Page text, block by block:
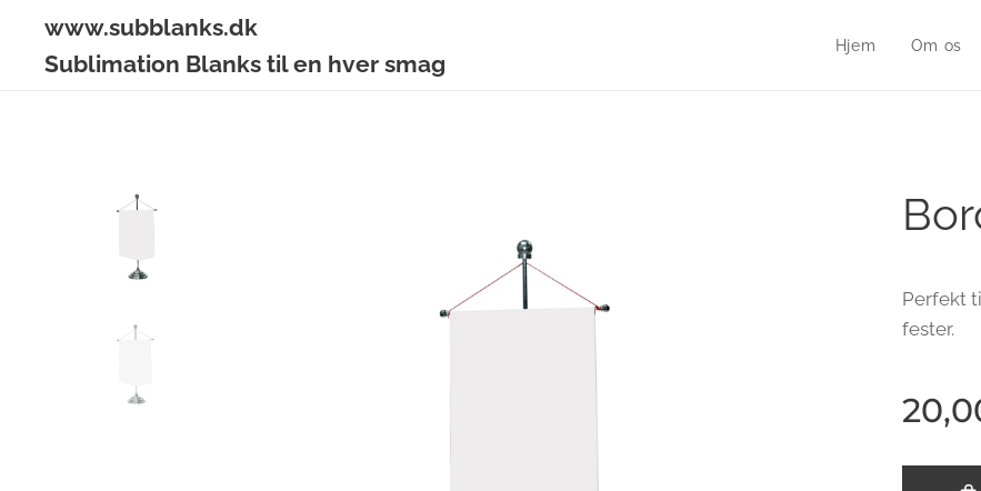
www.subblanks.dk
Sublimation Blanks til en hver smag
Hjem Om os
Perfekt
fester.